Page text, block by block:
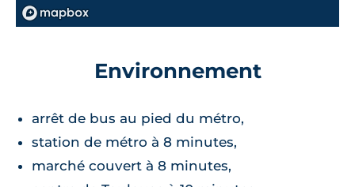
Environnement
arrêt de bus au pied du métro,
station de métro à 8 minutes,
marché couvert à 8 minutes,